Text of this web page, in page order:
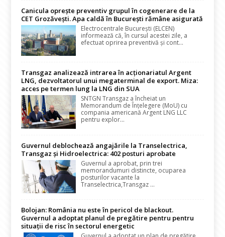
Canicula oprește preventiv grupul în cogenerare de la
CET Grozăvești. Apa caldă în București rămâne asigurată
Electrocentrale București (ELCEN)
informează că, în cursul acestei zile, a
efectuat oprirea preventivă și cont...
Transgaz analizează intrarea în acționariatul Argent
LNG, dezvoltatorul unui megaterminal de export. Miza:
acces pe termen lung la LNG din SUA
SNTGN Transgaz a încheiat un
Memorandum de Înțelegere (MoU) cu
compania americană Argent LNG LLC
pentru explor...
Guvernul deblochează angajările la Transelectrica,
Transgaz și Hidroelectrica: 402 posturi aprobate
Guvernul a aprobat, prin trei
memorandumuri distincte, ocuparea
posturilor vacante la
Transelectrica,Transgaz ...
Bolojan: România nu este în pericol de blackout.
Guvernul a adoptat planul de pregătire pentru pentru
situații de risc în sectorul energetic